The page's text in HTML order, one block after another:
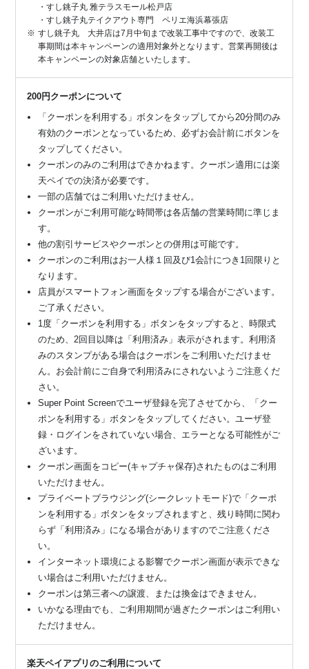
・すし銚子丸 雅テラスモール松戸店
・すし銚子丸テイクアウト専門 ペリエ海浜幕張店
すし銚子丸 大井店は7月中旬まで改装工事中ですので、改装工
事期間は本キャンペーンの適用対象外となります。営業再開後は
本キャンペーンの対象店舗といたします。
200円クーポンについて
「クーポンを利用する」ボタンをタップしてから20分間のみ
有効のクーポンとなっているため、必ずお会計前にボタンを
タップしてください。
クーポンのみのご利用はできかねます。クーポン適用には楽
天ペイでの決済が必要です。
一部の店舗ではご利用いただけません。
クーポンがご利用可能な時間帯は各店舗の営業時間に準じま
す。
他の割引サービスやクーポンとの併用は可能です。
クーポンのご利用はお一人様１回及び1会計につき1回限りと
なります。
店員がスマートフォン画面をタップする場合がございます。
ご了承ください。
1度「クーポンを利用する」ボタンをタップすると、時限式
のため、2回目以降は「利用済み」表示がされます。利用済
みのスタンプがある場合はクーポンをご利用いただけませ
ん。お会計前にご自身で利用済みにされないようご注意くだ
さい。
Super Point Screenでユーザ登録を完了させてから、「クー
ポンを利用する」ボタンをタップしてください。ユーザ登
録・ログインをされていない場合、エラーとなる可能性がご
ざいます。
クーポン画面をコピー(キャプチャ保存)されたものはご利用
いただけません。
プライベートブラウジング(シークレットモード)で「クーポ
ンを利用する」ボタンをタップされますと、残り時間に関わ
らず「利用済み」になる場合がありますのでご注意くださ
い。
インターネット環境による影響でクーポン画面が表示できな
い場合はご利用いただけません。
クーポンは第三者への譲渡、または換金はできません。
いかなる理由でも、ご利用期間が過ぎたクーポンはご利用い
ただけません。
楽天ペイアプリのご利用について